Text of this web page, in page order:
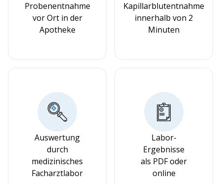
Probenentnahme
vor Ort in der
Apotheke
Kapillarblutentnahme
innerhalb von 2
Minuten
Auswertung
durch
medizinisches
Facharztlabor
Labor-
Ergebnisse
als PDF oder
online